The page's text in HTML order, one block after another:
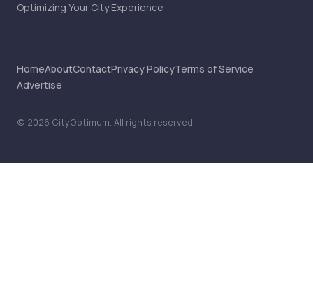
Optimizing Your City Experience
HomeAboutContactPrivacy PolicyTerms of Service
Advertise
© 2026 CityOptimum. All rights reserved.